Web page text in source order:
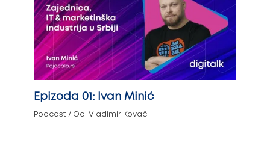
Epizoda 01: Ivan Minić
Podcast / Od: Vladimir Kovač